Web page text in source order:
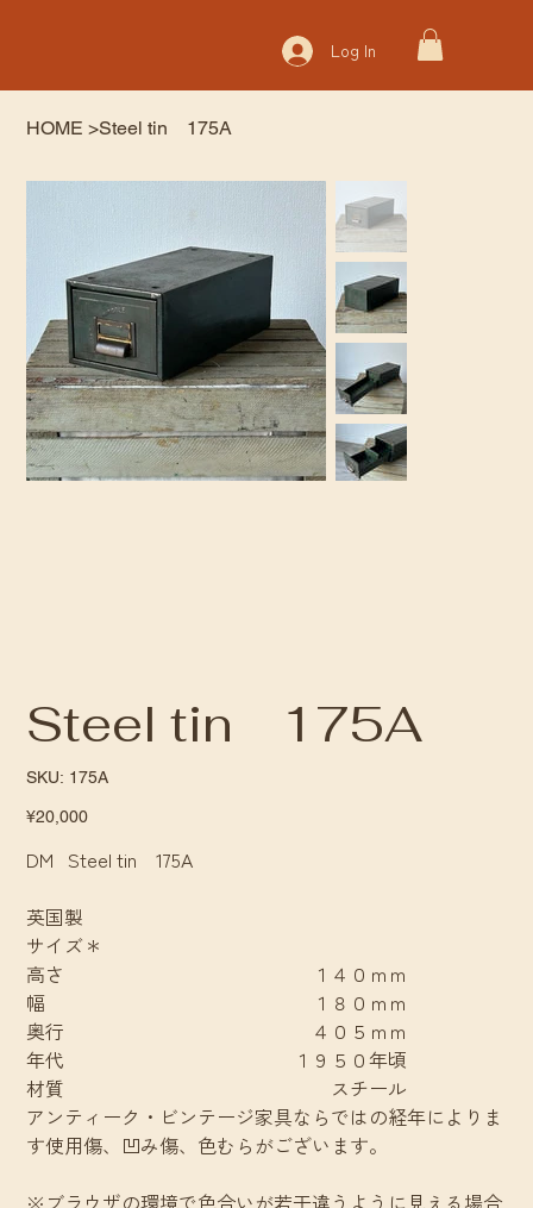
Log In
HOME >Steel tin 175A
Steel tin 175A
SKU: SKU
175A
175A
Price
¥20,000
DM Steel tin 175A
英国製
サイズ＊
高さ １４０ｍｍ
幅 １８０ｍｍ
奥行 ４０５ｍｍ
年代 １９５０年頃
材質 スチール
アンティーク・ビンテージ家具ならではの経年によりま
す使用傷、凹み傷、色むらがございます。
※ブラウザの環境で色合いが若干違うように見える場合